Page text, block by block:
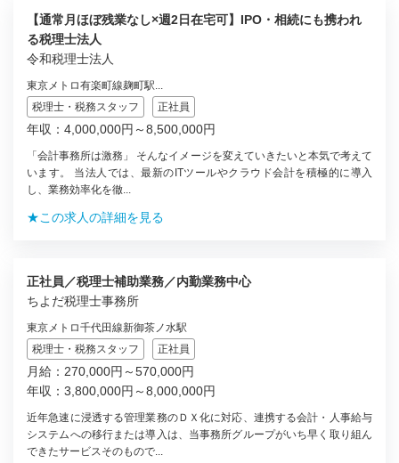
【通常月ほぼ残業なし×週2日在宅可】IPO・相続にも携われ
る税理士法人
令和税理士法人
東京メトロ有楽町線麹町駅...
税理士・税務スタッフ
正社員
年収：4,000,000円～8,500,000円
「会計事務所は激務」 そんなイメージを変えていきたいと本気で考えて
います。 当法人では、最新のITツールやクラウド会計を積極的に導入
し、業務効率化を徹...
★この求人の詳細を見る
正社員／税理士補助業務／内勤業務中心
ちよだ税理士事務所
東京メトロ千代田線新御茶ノ水駅
税理士・税務スタッフ
正社員
月給：270,000円～570,000円
年収：3,800,000円～8,000,000円
近年急速に浸透する管理業務のＤＸ化に対応、連携する会計・人事給与
システムへの移行または導入は、当事務所グループがいち早く取り組ん
できたサービスそのもので...